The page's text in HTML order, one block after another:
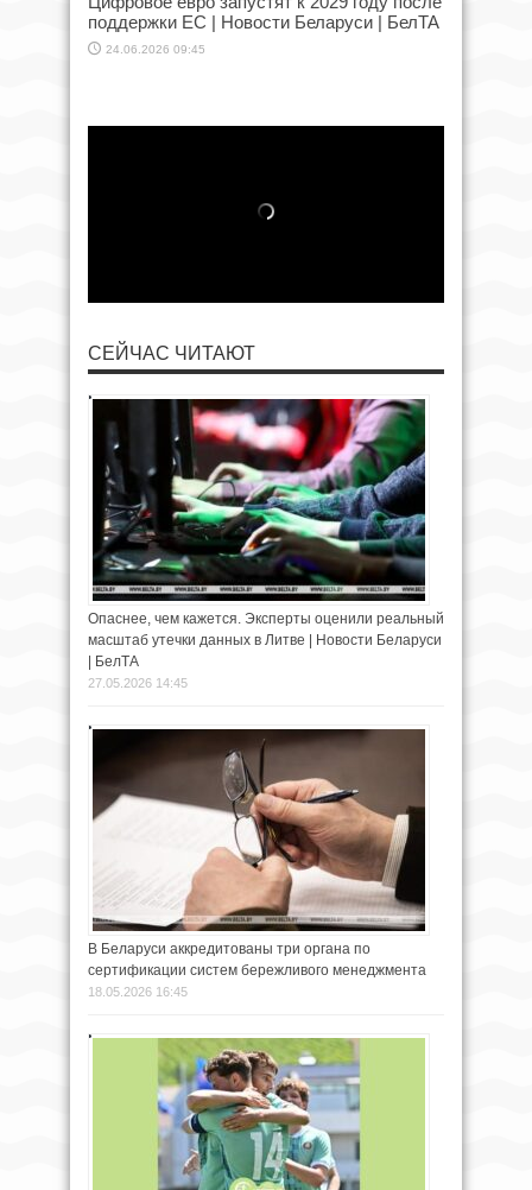
поддержки ЕС | Новости Беларуси | БелТА
24.06.2026 09:45
СЕЙЧАС ЧИТАЮТ
Опаснее, чем кажется. Эксперты оценили реальный
масштаб утечки данных в Литве | Новости Беларуси
| БелТА
27.05.2026 14:45
В Беларуси аккредитованы три органа по
сертификации систем бережливого менеджмента
18.05.2026 16:45